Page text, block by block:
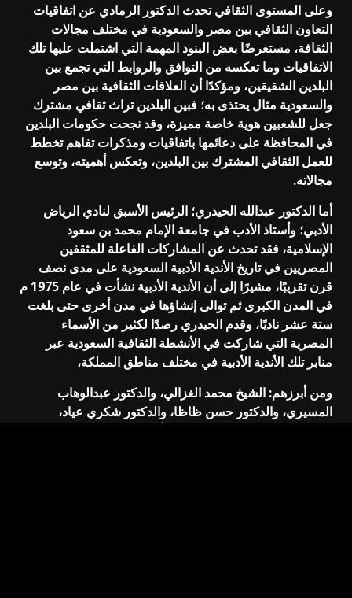
وعلى المستوى الثقافي تحدث الدكتور الرمادي عن اتفاقيات
التعاون الثقافي بين مصر والسعودية في مختلف مجالات
الثقافة، مستعرضًا بعض البنود المهمة التي اشتملت عليها تلك
الاتفاقيات وما تعكسه من التوافق والروابط التي تجمع بين
البلدين الشقيقين، ومؤكدًا أن العلاقات الثقافية بين مصر
والسعودية مثال يحتذى به؛ فبين البلدين تراث ثقافي مشترك
جعل للشعبين هوية خاصة مميزة، وقد نجحت حكومات البلدين
في المحافظة على دعائمها باتفاقيات ومذكرات تفاهم تخطط
للعمل الثقافي المشترك بين البلدين، وتعكس أهميته، وتوسع
مجالاته.
أما الدكتور عبدالله الحيدري؛ الرئيس الأسبق لنادي الرياض
الأدبي؛ وأستاذ الأدب في جامعة الإمام محمد بن سعود
الإسلامية، فقد تحدث عن المشاركات الفاعلة للمثقفين
المصريين في تاريخ الأندية الأدبية السعودية على مدى نصف
قرن تقريبًا، مشيرًا إلى أن الأندية الأدبية نشأت في عام 1975 م
في المدن الكبرى ثم توالى إنشاؤها في مدن أخرى حتى بلغت
ستة عشر ناديًا، وقدم الحيدري رصدًا لكثير من الأسماء
المصرية التي شاركت في الأنشطة الثقافية السعودية عبر
منابر تلك الأندية الأدبية في مختلف مناطق المملكة،
ومن أبرزهم: الشيخ محمد الغزالي، والدكتور عبدالوهاب
المسيري، والدكتور حسن ظاظا، والدكتور شكري عياد،